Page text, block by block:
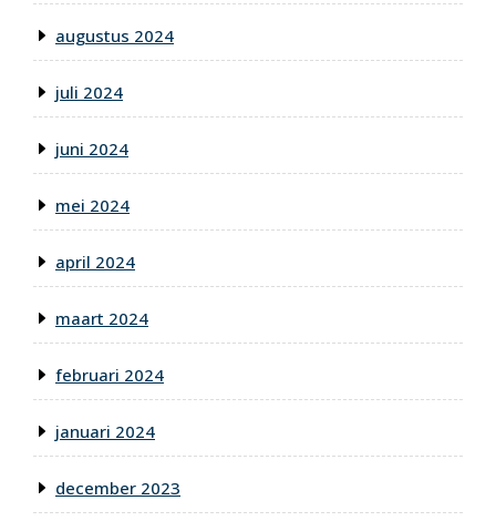
augustus 2024
juli 2024
juni 2024
mei 2024
april 2024
maart 2024
februari 2024
januari 2024
december 2023